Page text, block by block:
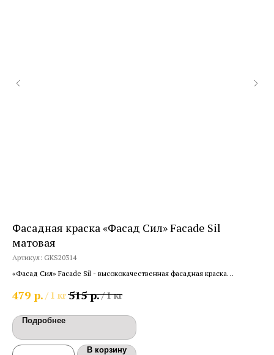
Фасадная краска «Фасад Сил» Facade Sil
матовая
Артикул: GKS20314
«Фасад Сил» Facade Sil - высококачественная фасадная краска
479 р. / 1 кг515 р./1 кг
Подробнее
В корзину